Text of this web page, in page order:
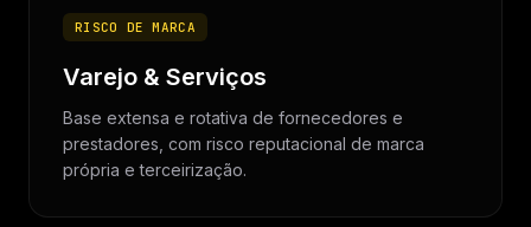
RISCO DE MARCA
Varejo & Serviços
Base extensa e rotativa de fornecedores e
prestadores, com risco reputacional de marca
própria e terceirização.